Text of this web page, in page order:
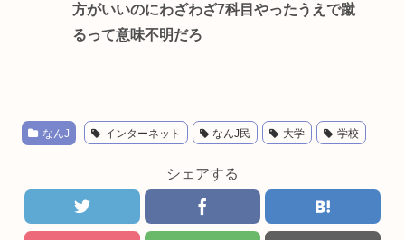
方がいいのにわざわざ7科目やったうえで蹴
るって意味不明だろ
なんJ インターネット なんJ民 大学 学校
シェアする